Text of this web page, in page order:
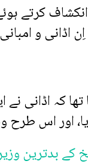
کرتے
و
تھا کہ اڈانی
طرح وہ نمبر 1 سیلز
کے بدترین